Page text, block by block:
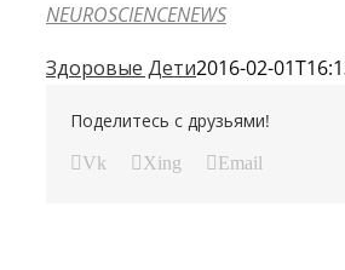
NEUROSCIENCENEWS
Здоровые Дети2016-02-
Поделитесь с друзьями!
Vk Xing Email